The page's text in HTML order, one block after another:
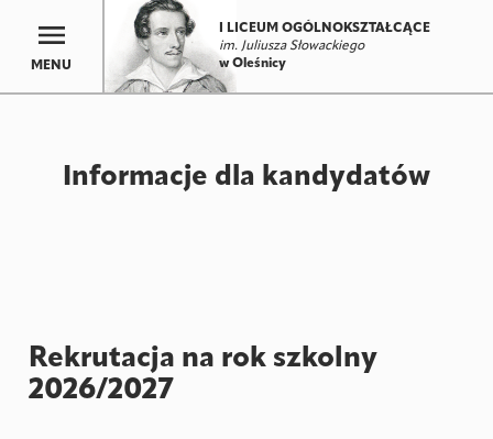
MENU
I LICEUM OGÓLNOKSZTAŁCĄCE
im. Juliusza Słowackiego
w Oleśnicy
Informacje dla kandydatów
Rekrutacja na rok szkolny
2026/2027